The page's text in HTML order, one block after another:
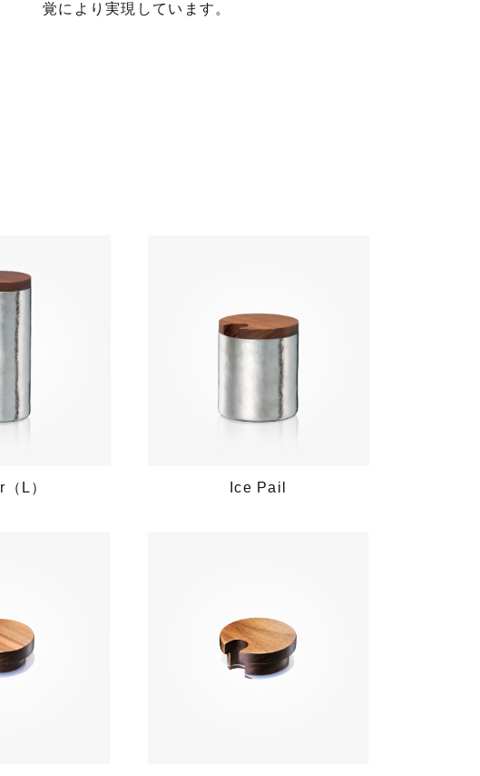
覚により実現しています。
L） Ice Pail